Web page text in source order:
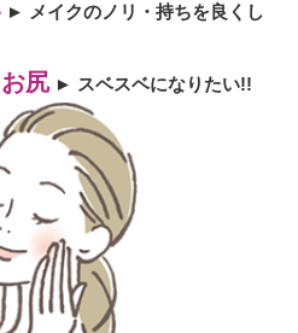
► メイクのノリ・持ちを良くし
尻► スベスベになりたい!!